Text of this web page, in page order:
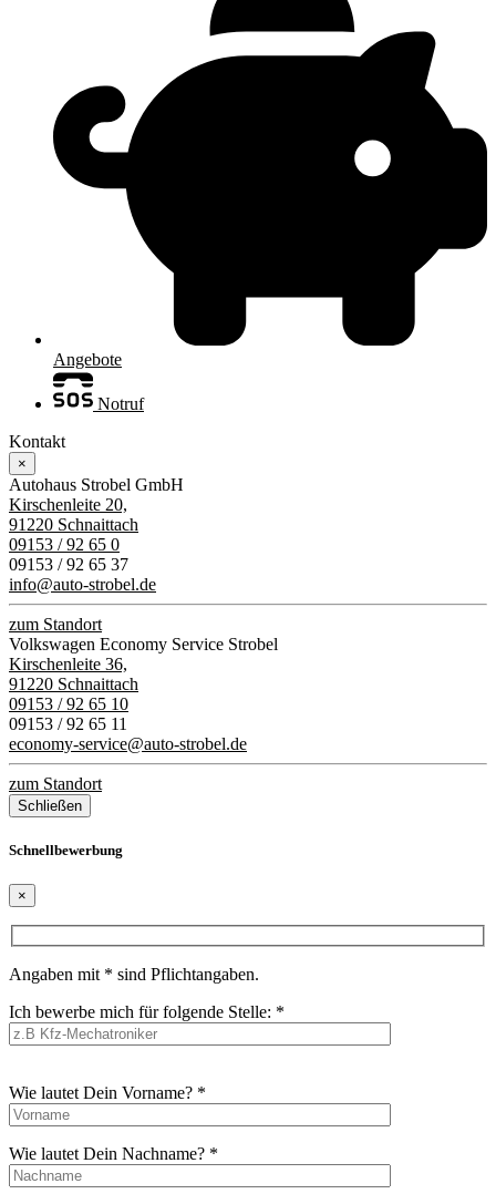
Angebote
Notruf
Kontakt
×
Autohaus Strobel GmbH
Kirschenleite 20,
91220 Schnaittach
09153 / 92 65 0
09153 / 92 65 37
info@auto-strobel.de
zum Standort
Volkswagen Economy Service Strobel
Kirschenleite 36,
91220 Schnaittach
09153 / 92 65 10
09153 / 92 65 11
economy-service@auto-strobel.de
zum Standort
Schließen
Schnellbewerbung
×
Angaben mit * sind Pflichtangaben.
Ich bewerbe mich für folgende Stelle: *
lasse
dieses
leer.
Wie lautet Dein Vorname? *
Wie lautet Dein Nachname? *